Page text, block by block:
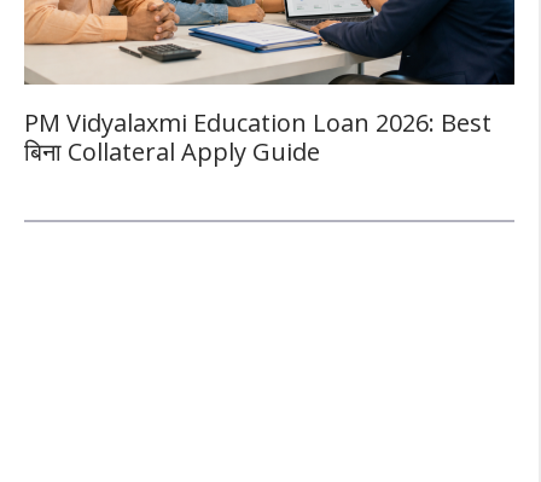
PM Vidyalaxmi Education Loan 2026: Best
बिना Collateral Apply Guide